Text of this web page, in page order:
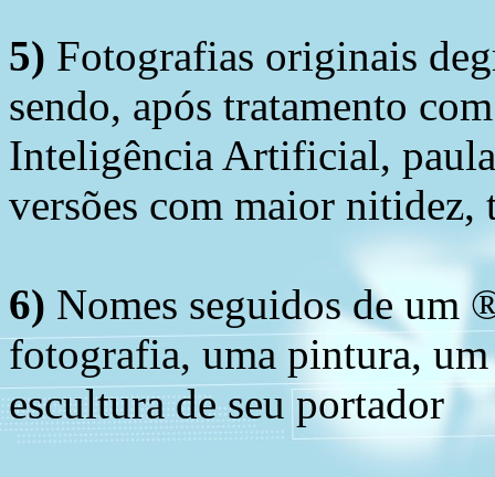
5) Fotografias originais
sendo, após tratamento
Inteligência Artificial,
versões com maior nitidez,
6) Nomes seguidos de um
fotografia, uma pintura,
escultura de seu portador